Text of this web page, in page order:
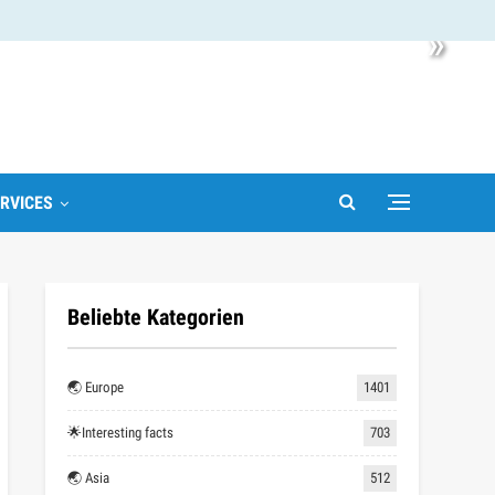
»
Beliebte Kategorien
🌏 Europe 1401
🌟Interesting facts 703
🌏 Asia 512